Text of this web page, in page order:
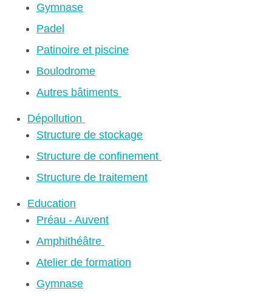
Gymnase
Padel
Patinoire et piscine
Boulodrome
Autres bâtiments
Dépollution
Structure de stockage
Structure de confinement
Structure de traitement
Education
Préau - Auvent
Amphithéâtre
Atelier de formation
Gymnase